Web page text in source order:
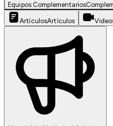
Equipos Complementarios
ArtículosArtículos